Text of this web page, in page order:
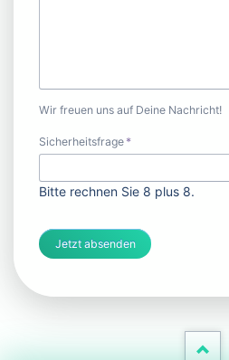
Wir freuen uns auf Deine Nachricht!
Pflichtfeld
Sicherheitsfrage *
Bitte rechnen Sie 8 plus 8.
Jetzt absenden